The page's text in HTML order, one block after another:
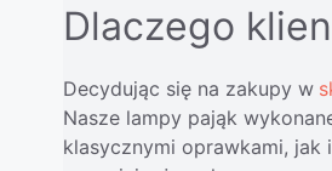
Dlaczego
Decydując się na zakupy w
Nasze lampy pająk
klasycznymi oprawkami, jak